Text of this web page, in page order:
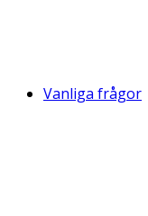
Vanliga frågor